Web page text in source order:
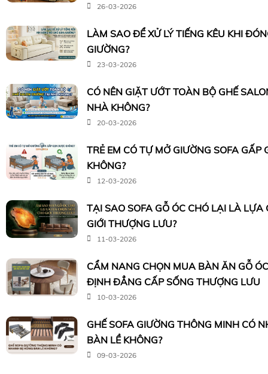
26-03-2026
LÀM SAO ĐỂ XỬ LÝ TIẾNG KÊU KHI
GIƯỜNG?
23-03-2026
CÓ NÊN GIẶT ƯỚT TOÀN BỘ GHẾ
NHÀ KHÔNG?
20-03-2026
TRẺ EM CÓ TỰ MỞ GIƯỜNG SOFA GẤP
KHÔNG?
12-03-2026
TẠI SAO SOFA GỖ ÓC CHÓ LẠI LÀ LỰA
GIỚI THƯỢNG LƯU?
11-03-2026
CẨM NANG CHỌN MUA BÀN ĂN GỖ
ĐỊNH ĐẲNG CẤP SỐNG THƯỢNG LƯU
10-03-2026
GHẾ SOFA GIƯỜNG THÔNG MINH CÓ
BÀN LỀ KHÔNG?
09-03-2026